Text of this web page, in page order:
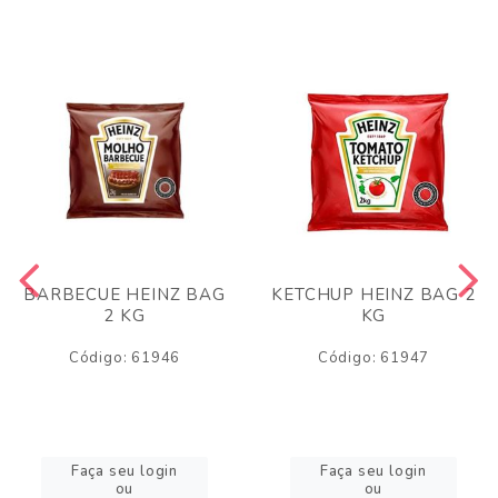
BARBECUE HEINZ BAG
2 KG
Código: 61946
Faça seu login
ou
KETCHUP HEINZ BAG 2
KG
Código: 61947
Faça seu login
ou